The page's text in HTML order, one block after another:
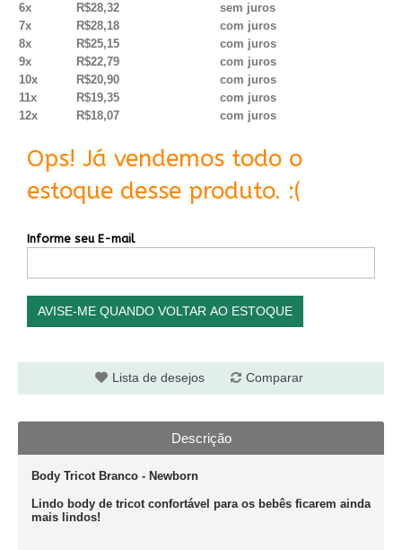
6x
R$28,32
sem juros
7x
R$28,18
com juros
8x
R$25,15
com juros
9x
R$22,79
com juros
10x
R$20,90
com juros
11x
R$19,35
com juros
12x
R$18,07 com juros
Ops! Já vendemos todo o
estoque desse produto. :(
Informe seu E-mail
AVISE-ME QUANDO VOLTAR AO ESTOQUE
Lista de desejos Comparar
Descrição
Body Tricot Branco - Newborn
Lindo body de tricot confortável para os bebês ficarem ainda
mais lindos!